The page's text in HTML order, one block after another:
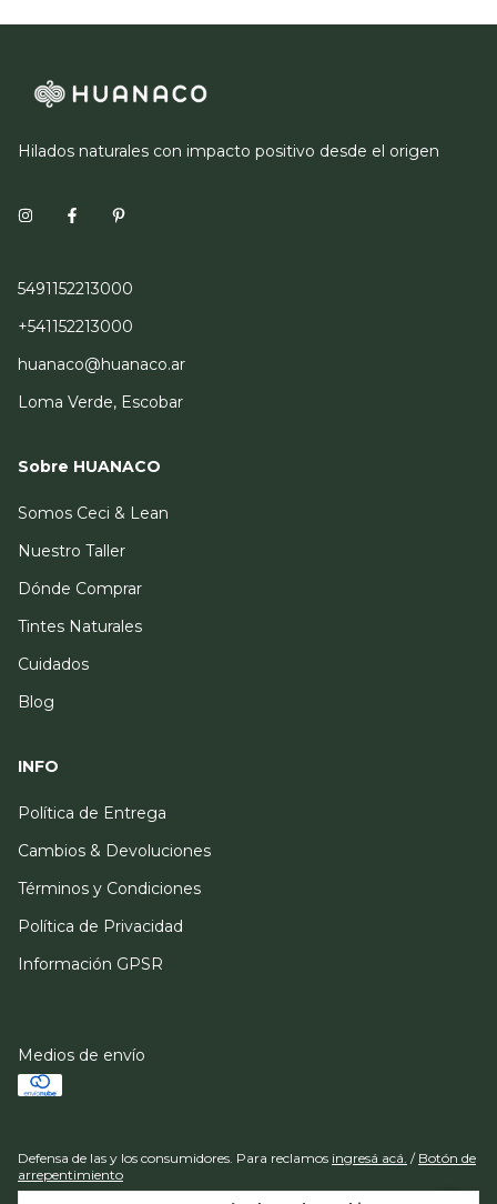
Hilados naturales con impacto positivo desde el origen
5491152213000
+541152213000
huanaco@huanaco.ar
Loma Verde, Escobar
Sobre HUANACO
Somos Ceci & Lean
Nuestro Taller
Dónde Comprar
Tintes Naturales
Cuidados
Blog
INFO
Política de Entrega
Cambios & Devoluciones
Términos y Condiciones
Política de Privacidad
Información GPSR
Medios de envío
Defensa de las y los consumidores. Para reclamos ingresá acá. / Botón de
arrepentimiento